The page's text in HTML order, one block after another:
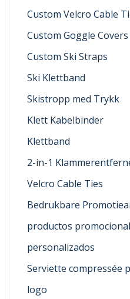
Custom Velcro Cable
Custom Goggle
Custom Ski Straps
Ski Klettband
Skistropp med Trykk
Klett Kabelbinder
Klettband
2-in-1
Velcro Cable Ties
Bedrukbare
productos
personalizados
Serviette compressée
logo